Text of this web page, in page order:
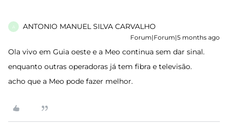
A ANTONIO MANUEL SILVA CARVALHO
Forum|Forum|5 months ago
Ola vivo em Guia oeste e a Meo continua sem dar sinal.
enquanto outras operadoras já tem fibra e televisão.
acho que a Meo pode fazer melhor.